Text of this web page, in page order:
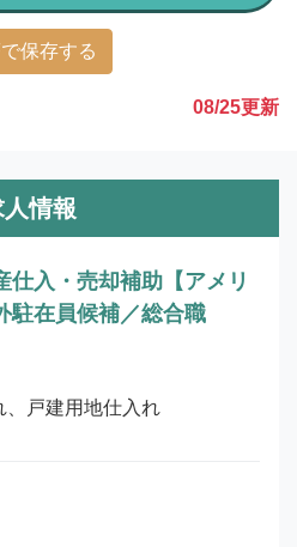
保存する
08/25更新
情報
仕入・売却補助【アメリ
駐在員候補／総合職
、戸建用地仕入れ